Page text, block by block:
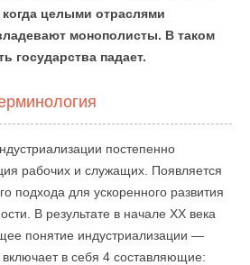
целыми отраслями
монополисты. В таком
государства падает.
постепенно
рабочих и служащих. Появляется
подхода для ускоренного развития
В результате в начале XX века
понятие индустриализации —
в себя 4 составляющие: